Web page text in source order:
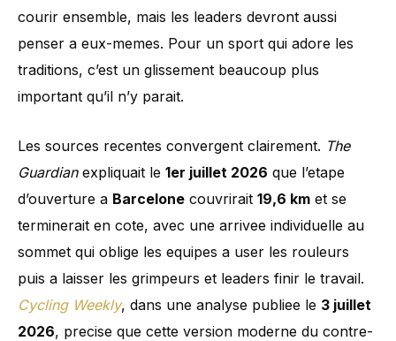
courir ensemble, mais les leaders devront aussi
penser a eux-memes. Pour un sport qui adore les
traditions, c’est un glissement beaucoup plus
important qu’il n’y parait.
Les sources recentes convergent clairement. The
Guardianexpliquait le 1er juillet 2026 que l’etape
d’ouverture a Barcelone couvrirait 19,6 km et se
terminerait en cote, avec une arrivee individuelle au
sommet qui oblige les equipes a user les rouleurs
puis a laisser les grimpeurs et leaders finir le travail.
Cycling Weekly, dans une analyse publiee le 3 juillet
2026, precise que cette version moderne du contre-